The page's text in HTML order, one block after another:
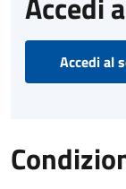
Accedi al